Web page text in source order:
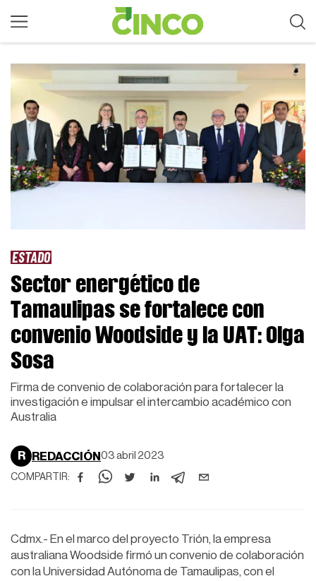
ESTADO
Sector energético de
Tamaulipas se fortalece con
convenio Woodside y la UAT: Olga
Sosa
Firma de convenio de colaboración para fortalecer la
investigación e impulsar el intercambio académico con
Australia
R REDACCIÓN 03 abril 2023
COMPARTIR:
Cdmx.- En el marco del proyecto Trión, la empresa
australiana Woodside firmó un convenio de colaboración
con la Universidad Autónoma de Tamaulipas, con el